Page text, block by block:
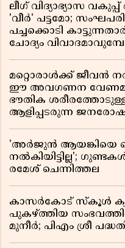
ലീഗ് വിദ്യാഭ്യാസ
'വീർ' പട്ടമോ;
പച്ചക്കൊടി
ചോദ്യം
മറ്റൊരാൾക്ക് ജീവൻ
ഈ അവഗണന
ഭൗതിക
ആളിപ്പടരുന്ന
'അർജുൻ ആയങ്കിയെ
നൽകിയിട്ടില്ല';
രമേശ് ചെന്നിത്തല
കാസർകോട് സ്കൂൾ
പുകഴ്ത്തിയ
മുനീർ; പിഎം ശ്രീ